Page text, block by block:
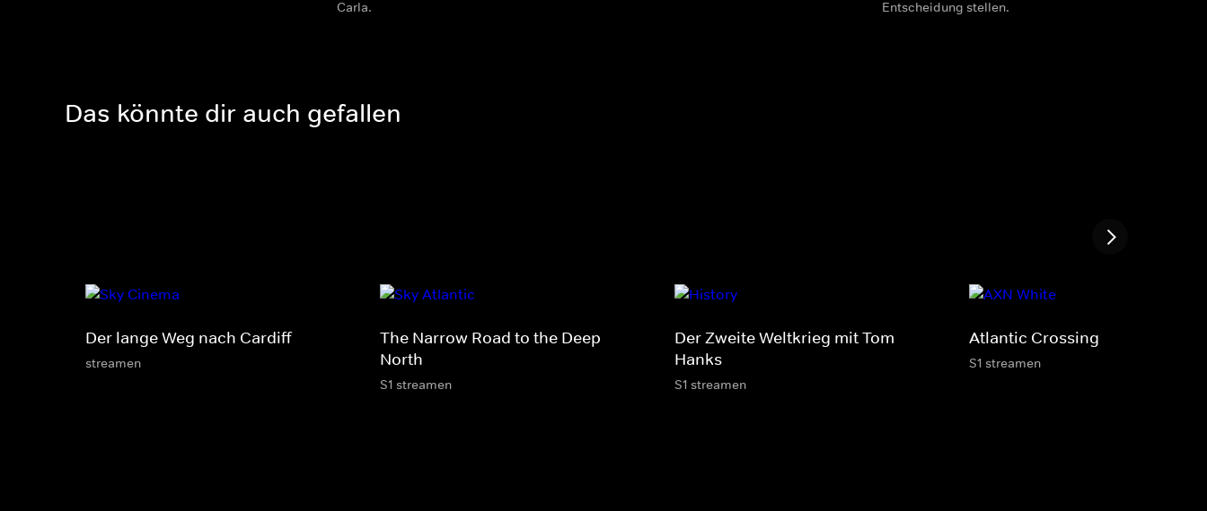
Carla.
Entscheidung stellen.
Das könnte dir auch gefallen
Der lange Weg nach Cardiff
streamen
The Narrow Road to the Deep
North
S1 streamen
Der Zweite Weltkrieg mit Tom
Hanks
S1 streamen
Atlantic Crossing
S1 streamen